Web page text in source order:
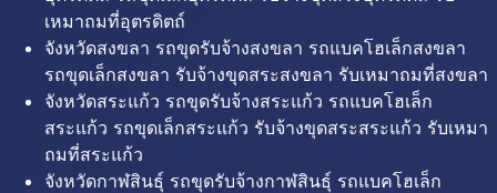
เหมาถมที่อุตรดิตถ์
จังหวัดสงขลา รถขุดรับจ้างสงขลา รถแบคโฮเล็กสงขลา
รถขุดเล็กสงขลา รับจ้างขุดสระสงขลา รับเหมาถมที่สงขลา
จังหวัดสระแก้ว รถขุดรับจ้างสระแก้ว รถแบคโฮเล็ก
สระแก้ว รถขุดเล็กสระแก้ว รับจ้างขุดสระสระแก้ว รับเหมา
ถมที่สระแก้ว
จังหวัดกาฬสินธุ์ รถขุดรับจ้างกาฬสินธุ์ รถแบคโฮเล็ก